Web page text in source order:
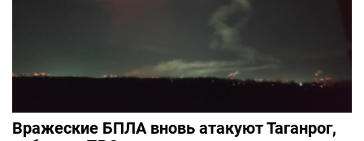
Вражеские БПЛА вновь атакуют Таганрог,